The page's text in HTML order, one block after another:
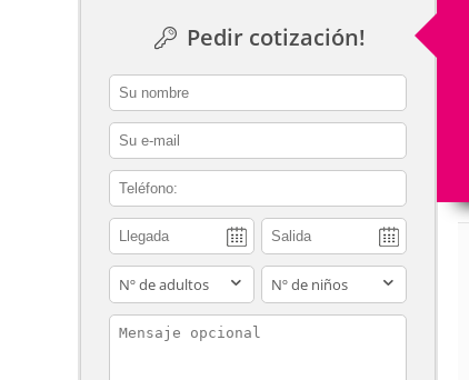
Pedir cotización!
contact_name
contact_email
contact_phone
adults children
contact_message